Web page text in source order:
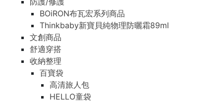
BOiRON布瓦宏系列商品
Thinkbaby新寶貝純物理防曬霜89ml
文創商品
舒適穿搭
收納整理
百寶袋
高清旅人包
HELLO童袋